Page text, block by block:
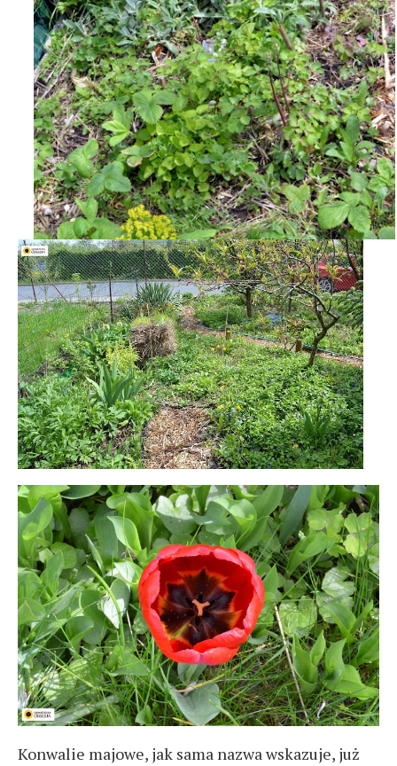
Konwalie majowe, jak sama nazwa wskazuje, już